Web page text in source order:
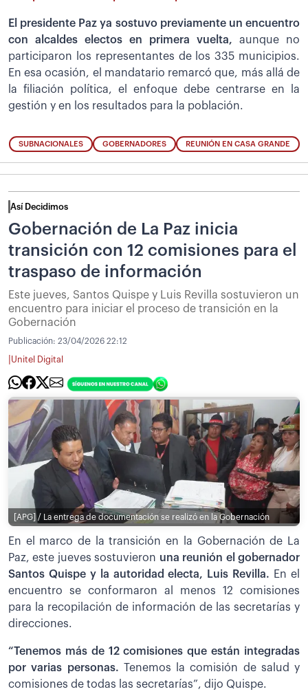
El presidente Paz ya sostuvo previamente un encuentro
con alcaldes electos en primera vuelta, aunque no
participaron los representantes de los 335 municipios.
En esa ocasión, el mandatario remarcó que, más allá de
la filiación política, el enfoque debe centrarse en la
gestión y en los resultados para la población.
SUBNACIONALES GOBERNADORES REUNIÓN EN CASA GRANDE
Así Decidimos
Gobernación de La Paz inicia
transición con 12 comisiones para el
traspaso de información
Este jueves, Santos Quispe y Luis Revilla sostuvieron un
encuentro para iniciar el proceso de transición en la
Gobernación
Publicación: 23/04/2026 22:12
Unitel Digital
[APG] / La entrega de documentación se realizó en la Gobernación
En el marco de la transición en la Gobernación de La
Paz, este jueves sostuvieron una reunión el gobernador
Santos Quispe y la autoridad electa, Luis Revilla. En el
encuentro se conformaron al menos 12 comisiones
para la recopilación de información de las secretarías y
direcciones.
“Tenemos más de 12 comisiones que están integradas
por varias personas. Tenemos la comisión de salud y
comisiones de todas las secretarías”, dijo Quispe.